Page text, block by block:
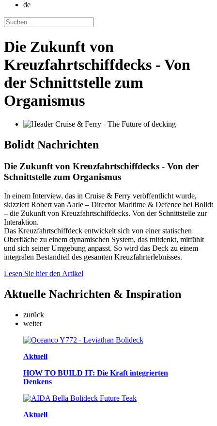
de
Die Zukunft von
Kreuzfahrtschiffdecks - Von
der Schnittstelle zum
Organismus
Bolidt Nachrichten
Die Zukunft von Kreuzfahrtschiffdecks - Von der
Schnittstelle zum Organismus
In einem Interview, das in Cruise & Ferry veröffentlicht wurde,
skizziert Robert van Aarle – Director Maritime & Defence bei Bolidt
– die Zukunft von Kreuzfahrtschiffdecks. Von der Schnittstelle zur
Interaktion.
Das Kreuzfahrtschiffdeck entwickelt sich von einer statischen
Oberfläche zu einem dynamischen System, das mitdenkt, mitfühlt
und sich seiner Umgebung anpasst. So wird das Deck zu einem
integralen Bestandteil des gesamten Kreuzfahrterlebnisses.
Lesen Sie hier den Artikel
Aktuelle Nachrichten & Inspiration
zurück
weiter
Aktuell
HOW TO BUILD IT: Die Kraft integrierten
Denkens
Aktuell